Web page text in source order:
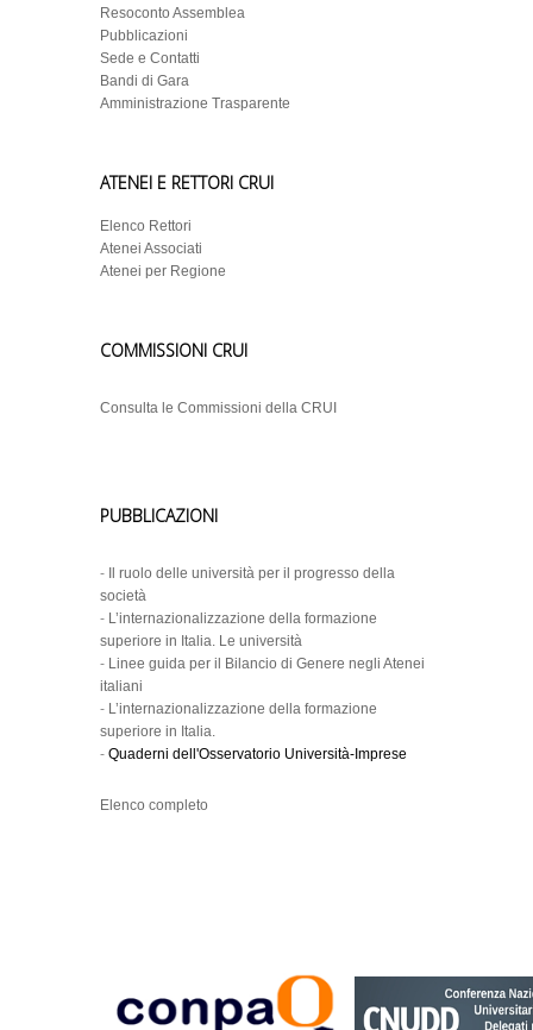
Resoconto Assemblea
Pubblicazioni
Sede e Contatti
Bandi di Gara
Amministrazione Trasparente
ATENEI E RETTORI CRUI
Elenco Rettori
Atenei Associati
Atenei per Regione
COMMISSIONI CRUI
Consulta le Commissioni della CRUI
PUBBLICAZIONI
-
Il ruolo delle università per il progresso della
società
- L’internazionalizzazione della formazione
superiore in Italia. Le università
- Linee guida per il Bilancio di Genere negli Atenei
italiani
- L’internazionalizzazione della formazione
superiore in Italia.
- Quaderni dell'Osservatorio Università-Imprese
Elenco completo